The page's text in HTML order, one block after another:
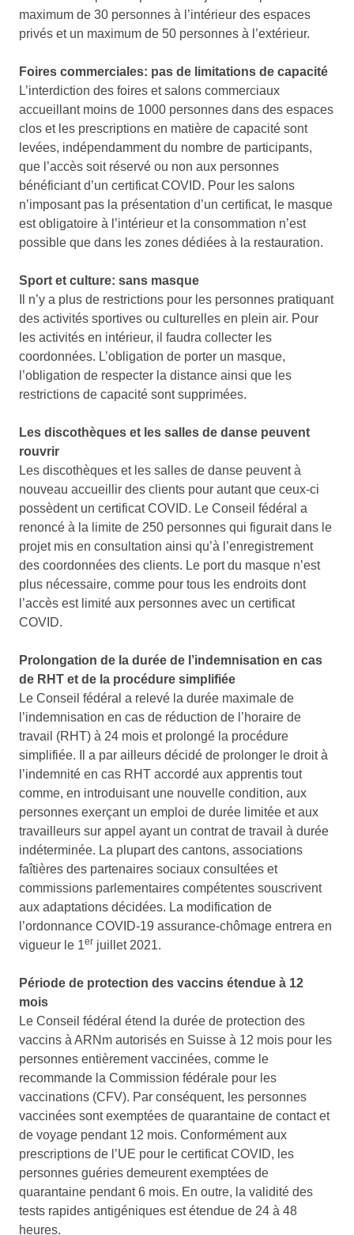
maximum de 30 personnes à l’intérieur des espaces
privés et un maximum de 50 personnes à l’extérieur.
Foires commerciales: pas de limitations de capacité
L’interdiction des foires et salons commerciaux
accueillant moins de 1000 personnes dans des espaces
clos et les prescriptions en matière de capacité sont
levées, indépendamment du nombre de participants,
que l’accès soit réservé ou non aux personnes
bénéficiant d’un certificat COVID. Pour les salons
n’imposant pas la présentation d’un certificat, le masque
est obligatoire à l’intérieur et la consommation n’est
possible que dans les zones dédiées à la restauration.
Sport et culture: sans masque
Il n’y a plus de restrictions pour les personnes pratiquant
des activités sportives ou culturelles en plein air. Pour
les activités en intérieur, il faudra collecter les
coordonnées. L’obligation de porter un masque,
l’obligation de respecter la distance ainsi que les
restrictions de capacité sont supprimées.
Les discothèques et les salles de danse peuvent
rouvrir
Les discothèques et les salles de danse peuvent à
nouveau accueillir des clients pour autant que ceux-ci
possèdent un certificat COVID. Le Conseil fédéral a
renoncé à la limite de 250 personnes qui figurait dans le
projet mis en consultation ainsi qu’à l’enregistrement
des coordonnées des clients. Le port du masque n’est
plus nécessaire, comme pour tous les endroits dont
l’accès est limité aux personnes avec un certificat
COVID.
Prolongation de la durée de I’indemnisation en cas
de RHT et de la procédure simplifiée
Le Conseil fédéral a relevé la durée maximale de
l’indemnisation en cas de réduction de l’horaire de
travail (RHT) à 24 mois et prolongé la procédure
simplifiée. Il a par ailleurs décidé de prolonger le droit à
l’indemnité en cas RHT accordé aux apprentis tout
comme, en introduisant une nouvelle condition, aux
personnes exerçant un emploi de durée limitée et aux
travailleurs sur appel ayant un contrat de travail à durée
indéterminée. La plupart des cantons, associations
faîtières des partenaires sociaux consultées et
commissions parlementaires compétentes souscrivent
aux adaptations décidées. La modification de
l’ordonnance COVID-19 assurance-chômage entrera en
vigueur le 1er juillet 2021.
Période de protection des vaccins étendue à 12
mois
Le Conseil fédéral étend la durée de protection des
vaccins à ARNm autorisés en Suisse à 12 mois pour les
personnes entièrement vaccinées, comme le
recommande la Commission fédérale pour les
vaccinations (CFV). Par conséquent, les personnes
vaccinées sont exemptées de quarantaine de contact et
de voyage pendant 12 mois. Conformément aux
prescriptions de l’UE pour le certificat COVID, les
personnes guéries demeurent exemptées de
quarantaine pendant 6 mois. En outre, la validité des
tests rapides antigéniques est étendue de 24 à 48
heures.